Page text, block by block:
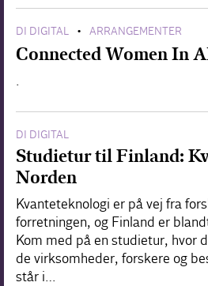
DI DIGITAL • ARRANGEMENTER
Connected Women In
.
DI DIGITAL
Studietur til Finland:
Norden
Kvanteteknologi er på vej fra
forretningen, og Finland er
Kom med på en studietur, hvor
de virksomheder, forskere og
står i…